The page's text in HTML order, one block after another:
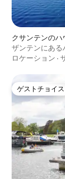
クサンテンのハ
ザンテンにあ
ロケーション ·
ゲストチョイス
ゲストチョイス